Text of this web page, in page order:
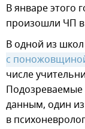
В январе этого
произошли ЧП
В одной из
с
числе
данным, один из
в